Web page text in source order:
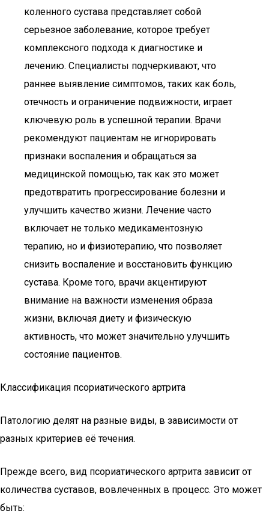
коленного сустава представляет собой
серьезное заболевание, которое требует
комплексного подхода к диагностике и
лечению. Специалисты подчеркивают, что
раннее выявление симптомов, таких как боль,
отечность и ограничение подвижности, играет
ключевую роль в успешной терапии. Врачи
рекомендуют пациентам не игнорировать
признаки воспаления и обращаться за
медицинской помощью, так как это может
предотвратить прогрессирование болезни и
улучшить качество жизни. Лечение часто
включает не только медикаментозную
терапию, но и физиотерапию, что позволяет
снизить воспаление и восстановить функцию
сустава. Кроме того, врачи акцентируют
внимание на важности изменения образа
жизни, включая диету и физическую
активность, что может значительно улучшить
состояние пациентов.
Классификация псориатического артрита
Патологию делят на разные виды, в зависимости от
разных критериев её течения.
Прежде всего, вид псориатического артрита зависит от
количества суставов, вовлеченных в процесс. Это может
быть: